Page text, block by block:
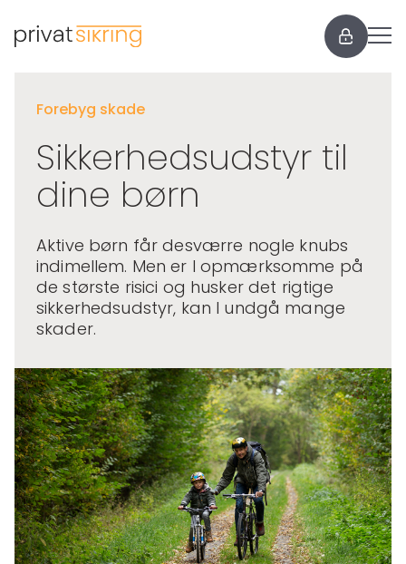
Forebyg skade
Sikkerhedsudstyr til
dine børn
Aktive børn får desværre nogle knubs
indimellem. Men er I opmærksomme på
de største risici og husker det rigtige
sikkerhedsudstyr, kan I undgå mange
skader.